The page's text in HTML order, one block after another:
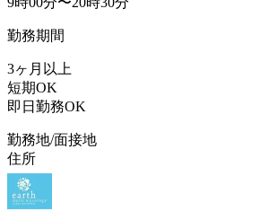
勤務期間
3ヶ月以上
短期OK
即日勤務OK
勤務地/面接地
住所